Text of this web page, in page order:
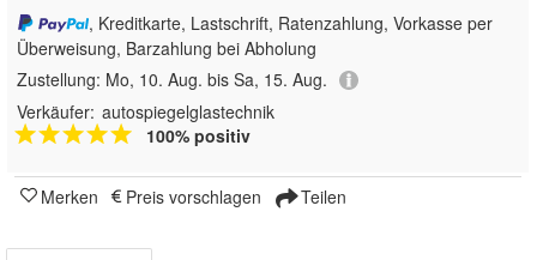
, Kreditkarte, Lastschrift, Ratenzahlung, Vorkasse per
Überweisung, Barzahlung bei Abholung
Zustellung: Mo, 10. Aug. bis Sa, 15. Aug.
Verkäufer: autospiegelglastechnik
100% positiv
Merken Preis vorschlagen Teilen